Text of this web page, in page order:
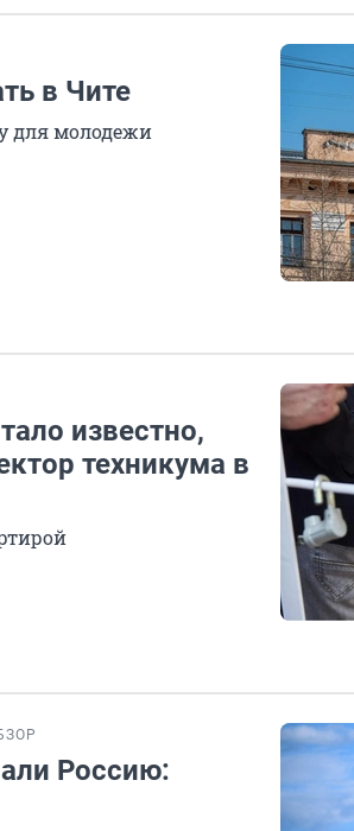
в Чите
для молодежи
известно,
техникума в
Россию: